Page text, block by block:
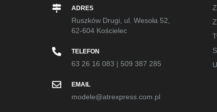
ADRES
Ruszków Drugi, ul. Wesoła 52,
62-604 Kościelec
TELEFON
63 26 16 083 | 509 387 285
EMAIL
modele@atrexpress.com.pl